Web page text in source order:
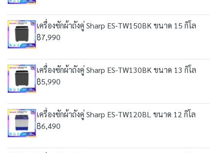
เครื่องซักผ้าถังคู่ Sharp ES-TW150BK ขนาด 15 กิโล
฿7,990
เครื่องซักผ้าถังคู่ Sharp ES-TW130BK ขนาด 13 กิโล
฿5,990
เครื่องซักผ้าถังคู่ Sharp ES-TW120BL ขนาด 12 กิโล
฿6,490